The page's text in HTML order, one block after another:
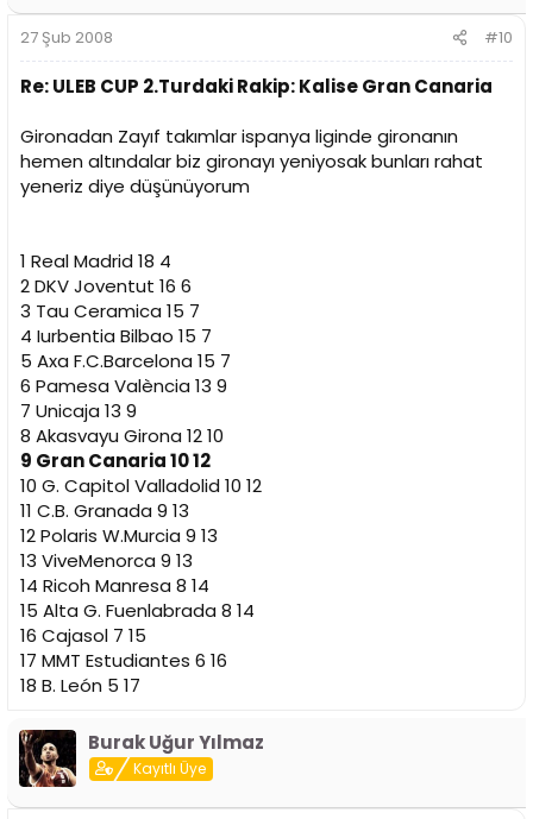
27 Şub 2008 #10
Re: ULEB CUP 2.Turdaki Rakip: Kalise Gran Canaria
Gironadan Zayıf takımlar ispanya liginde gironanın
hemen altındalar biz gironayı yeniyosak bunları rahat
yeneriz diye düşünüyorum
1 Real Madrid 18 4
2 DKV Joventut 16 6
3 Tau Ceramica 15 7
4 Iurbentia Bilbao 15 7
5 Axa F.C.Barcelona 15 7
6 Pamesa València 13 9
7 Unicaja 13 9
8 Akasvayu Girona 12 10
9 Gran Canaria 10 12
10 G. Capitol Valladolid 10 12
11 C.B. Granada 9 13
12 Polaris W.Murcia 9 13
13 ViveMenorca 9 13
14 Ricoh Manresa 8 14
15 Alta G. Fuenlabrada 8 14
16 Cajasol 7 15
17 MMT Estudiantes 6 16
18 B. León 5 17
Burak Uğur Yılmaz
Kayıtlı Üye